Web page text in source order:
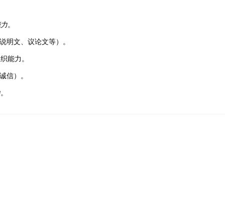
。
明文、议论文等）。
能力。
信）。
。